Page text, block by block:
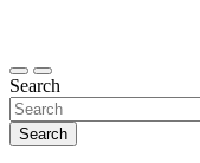
Search
Search